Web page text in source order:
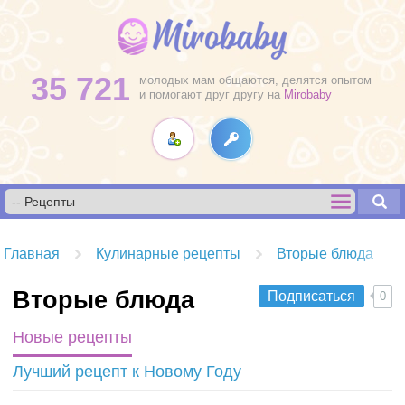
35 721
молодых мам общаются, делятся опытом
и помогают друг другу на Mirobaby
Главная Кулинарные рецепты Вторые блюда
Подписаться 0
Вторые блюда
Новые рецепты
Лучший рецепт к Новому Году